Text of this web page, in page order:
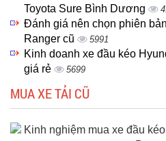
Toyota Sure Bình Dương
Đánh giá nên chọn phiên
Ranger cũ
5991
Kinh doanh xe đầu kéo
giá rẻ
5699
MUA XE TẢI CŨ